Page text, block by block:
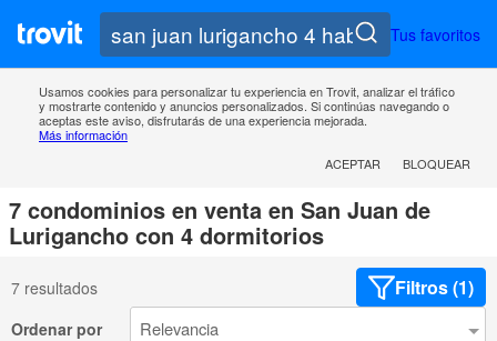
Tus favoritos
Usamos cookies para personalizar tu experiencia en Trovit, analizar el tráfico
y mostrarte contenido y anuncios personalizados. Si continúas navegando o
aceptas este aviso, disfrutarás de una experiencia mejorada.
Más información
ACEPTAR
BLOQUEAR
7 condominios en venta en San Juan de
Lurigancho con 4 dormitorios
7 resultados Filtros (1)
Ordenar por